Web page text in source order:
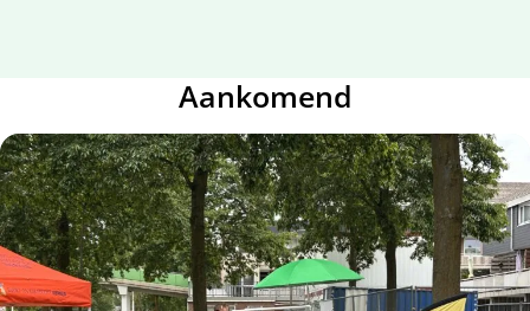
Aankomend